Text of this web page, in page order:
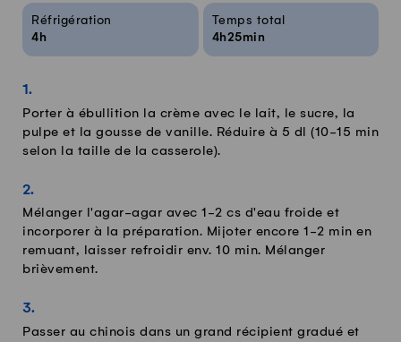
Réfrigération
4h
Temps total
4h25min
Porter à ébullition la crème avec le lait, le sucre, la
pulpe et la gousse de vanille. Réduire à 5 dl (10-15 min
selon la taille de la casserole).
Mélanger l'agar-agar avec 1-2 cs d'eau froide et
incorporer à la préparation. Mijoter encore 1-2 min en
remuant, laisser refroidir env. 10 min. Mélanger
brièvement.
Passer au chinois dans un grand récipient gradué et